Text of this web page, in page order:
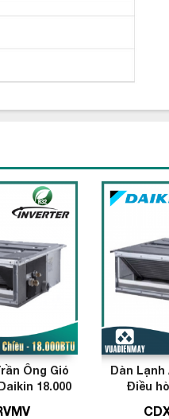
Ông Gió
18.000
Dàn Lạnh
Điều